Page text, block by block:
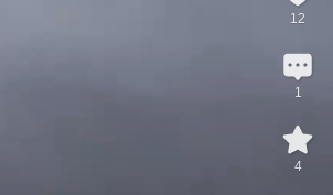
12
1
4